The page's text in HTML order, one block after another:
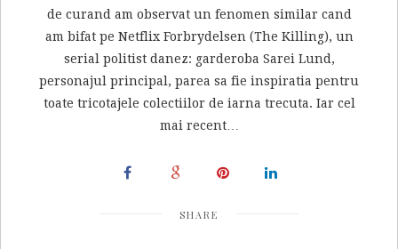
de curand am observat un fenomen similar cand
am bifat pe Netflix Forbrydelsen (The Killing), un
serial politist danez: garderoba Sarei Lund,
personajul principal, parea sa fie inspiratia pentru
toate tricotajele colectiilor de iarna trecuta. Iar cel
mai recent…
SHARE